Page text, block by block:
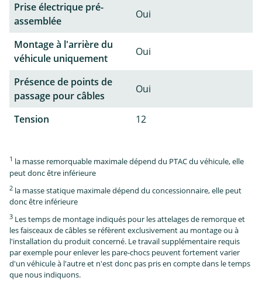
Prise électrique pré-
assemblée
Oui
Montage à l'arrière du
véhicule uniquement
Oui
Présence de points de
passage pour câbles
Oui
Tension 12
1 la masse remorquable maximale dépend du PTAC du véhicule, elle
peut donc être inférieure
2 la masse statique maximale dépend du concessionnaire, elle peut
donc être inférieure
3 Les temps de montage indiqués pour les attelages de remorque et
les faisceaux de câbles se réfèrent exclusivement au montage ou à
l'installation du produit concerné. Le travail supplémentaire requis
par exemple pour enlever les pare-chocs peuvent fortement varier
d'un véhicule à l'autre et n'est donc pas pris en compte dans le temps
que nous indiquons.